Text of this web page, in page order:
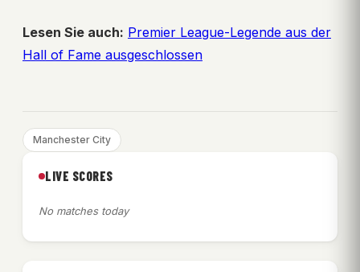
Lesen Sie auch: Premier League-Legende aus der
Hall of Fame ausgeschlossen
Manchester City
LIVE SCORES
No matches today